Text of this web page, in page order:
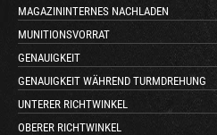
MAGAZININTERNES NACHLADEN
MUNITIONSVORRAT
GENAUIGKEIT
GENAUIGKEIT WÄHREND TURMDREHUNG
UNTERER RICHTWINKEL
OBERER RICHTWINKEL